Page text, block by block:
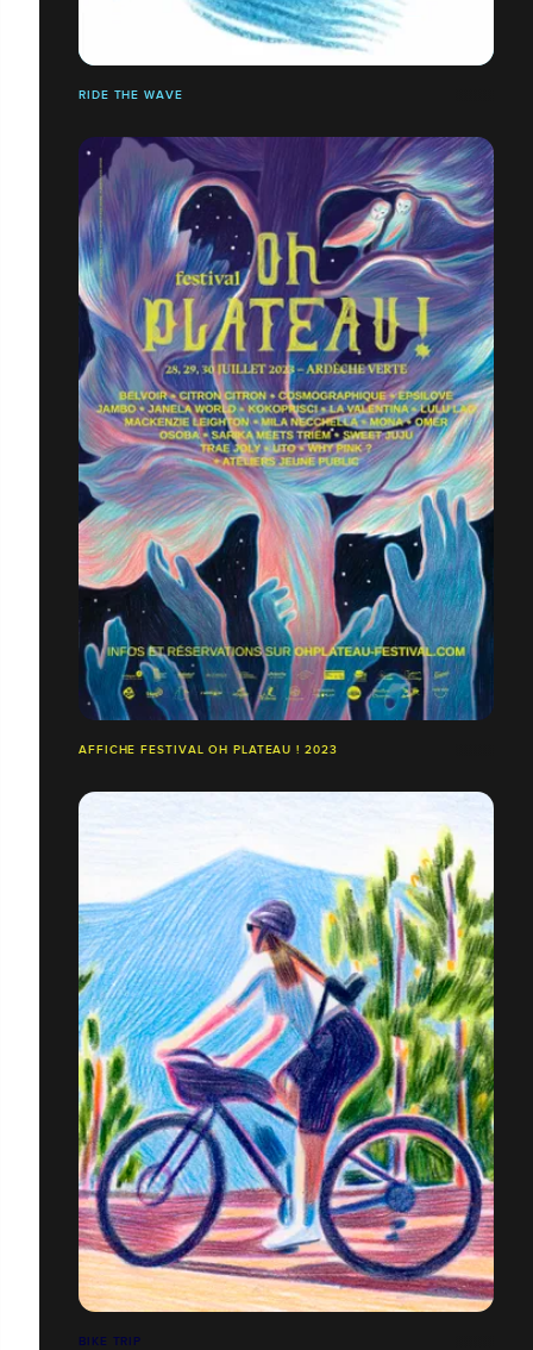
RIDE THE WAVE
AFFICHE FESTIVAL OH PLATEAU ! 2023
BIKE TRIP